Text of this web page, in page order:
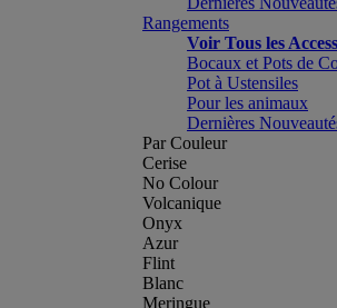
Rangements
Voir Tous les
Bocaux et Pots de
Pot à Ustensiles
Pour les animaux
Dernières
Par Couleur
Cerise
No Colour
Volcanique
Onyx
Azur
Flint
Blanc
Meringue